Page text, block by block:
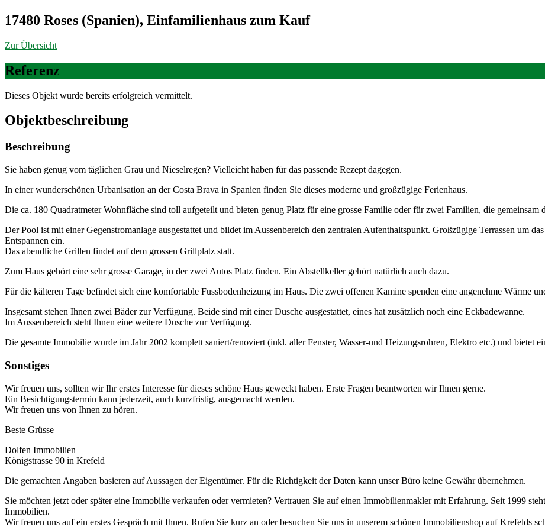
17480 Roses (Spanien), Einfamilienhaus zum Kauf
Zur Übersicht
Referenz
Dieses Objekt wurde bereits erfolgreich vermittelt.
Objekt­beschreibung
Beschreibung
Sie haben genug vom täglichen Grau und Nieselregen? Vielleicht haben für das passende Rezept dagegen.
In einer wunderschönen Urbanisation an der Costa Brava in Spanien finden Sie dieses moderne und großzügige Ferienhaus.
Die ca. 180 Quadratmeter Wohnfläche sind toll aufgeteilt und bieten genug Platz für eine grosse Familie oder für zwei Familien, die gemeinsam
Der Pool ist mit einer Gegenstromanlage ausgestattet und bildet im Aussenbereich den zentralen Aufenthaltspunkt. Großzügige Terrassen um
Entspannen ein.
Das abendliche Grillen findet auf dem grossen Grillplatz statt.
Zum Haus gehört eine sehr grosse Garage, in der zwei Autos Platz finden. Ein Abstellkeller gehört natürlich auch dazu.
Für die kälteren Tage befindet sich eine komfortable Fussbodenheizung im Haus. Die zwei offenen Kamine spenden eine angenehme Wärme
Insgesamt stehen Ihnen zwei Bäder zur Verfügung. Beide sind mit einer Dusche ausgestattet, eines hat zusätzlich noch eine Eckbadewanne.
Im Aussenbereich steht Ihnen eine weitere Dusche zur Verfügung.
Die gesamte Immobilie wurde im Jahr 2002 komplett saniert/renoviert (inkl. aller Fenster, Wasser-und Heizungsrohren, Elektro etc.) und bietet
Sonstiges
Wir freuen uns, sollten wir Ihr erstes Interesse für dieses schöne Haus geweckt haben. Erste Fragen beantworten wir Ihnen gerne.
Ein Besichtigungstermin kann jederzeit, auch kurzfristig, ausgemacht werden.
Wir freuen uns von Ihnen zu hören.
Beste Grüsse
Dolfen Immobilien
Königstrasse 90 in Krefeld
Die gemachten Angaben basieren auf Aussagen der Eigentümer. Für die Richtigkeit der Daten kann unser Büro keine Gewähr übernehmen.
Sie möchten jetzt oder später eine Immobilie verkaufen oder vermieten? Vertrauen Sie auf einen Immobilienmakler mit Erfahrung. Seit 1999
Immobilien.
Wir freuen uns auf ein erstes Gespräch mit Ihnen. Rufen Sie kurz an oder besuchen Sie uns in unserem schönen Immobilienshop auf Krefelds